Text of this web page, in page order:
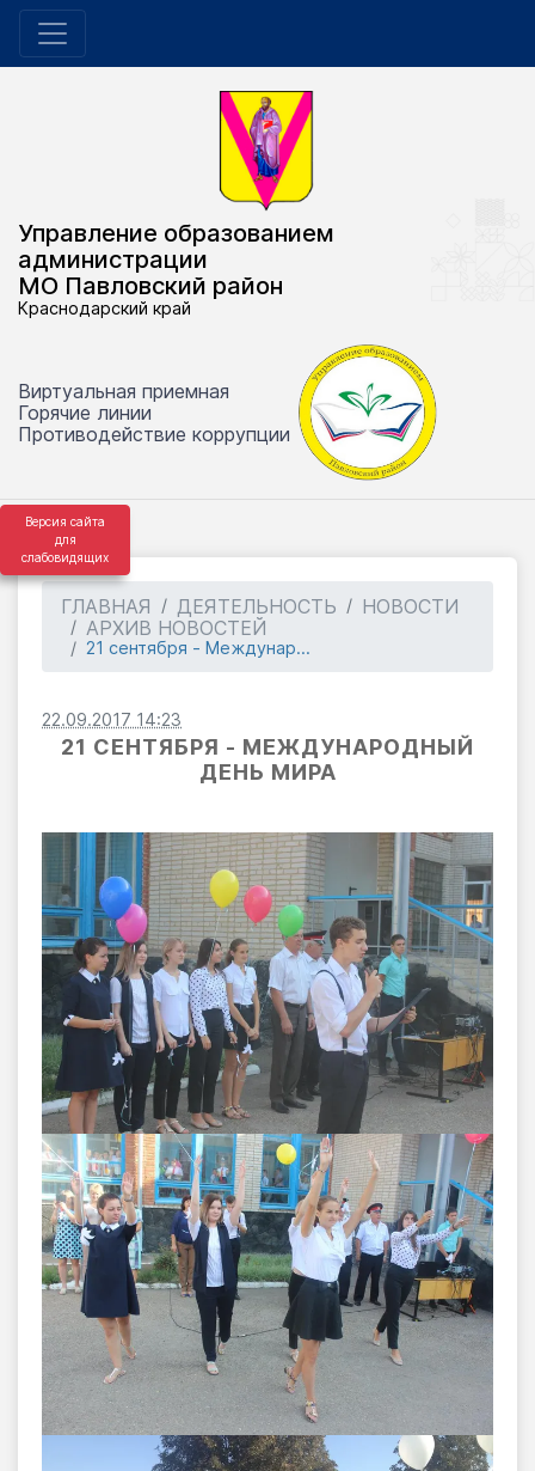
Версия сайта
для
слабовидящих
Управление образованием
администрации
МО Павловский район
Краснодарский край
Виртуальная приемная
Горячие линии
Противодействие коррупции
ГЛАВНАЯ ДЕЯТЕЛЬНОСТЬ
НОВОСТИ
АРХИВ НОВОСТЕЙ
21 сентября - Междунар...
22.09.2017 14:23
21 СЕНТЯБРЯ - МЕЖДУНАРОДНЫЙ
ДЕНЬ МИРА